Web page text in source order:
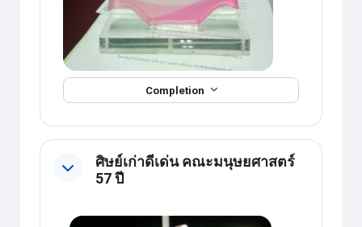
Completion
ศิษย์เก่าดีเด่น คณะมนุษยศาสตร์
57 ปี